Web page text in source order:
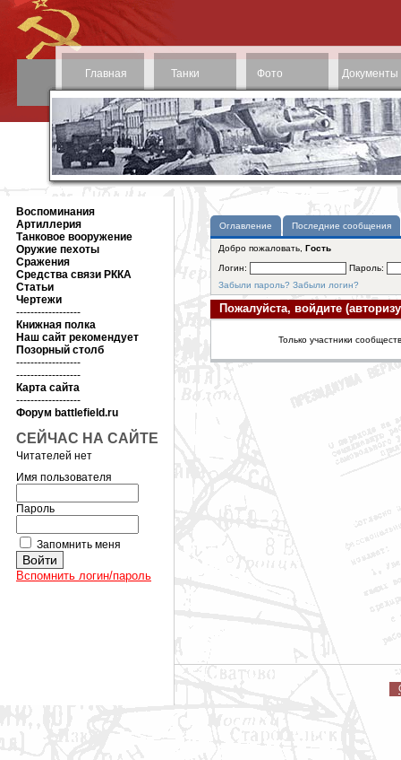
Главная Танки Фото Документы
Воспоминания
Артиллерия
Танковое вооружение
Оружие пехоты
Сражения
Средства связи РККА
Статьи
Чертежи
------------------
Книжная полка
Наш сайт рекомендует
Позорный столб
------------------
------------------
Карта сайта
------------------
Форум battlefield.ru
СЕЙЧАС НА САЙТЕ
Читателей нет
Имя пользователя
Пароль
Запомнить меня
Вспомнить логин/пароль
Оглавление Последние сообщения
Добро пожаловать, Гость
Логин:
Пароль:
Забыли пароль? Забыли логин?
Пожалуйста, войдите
Только участники